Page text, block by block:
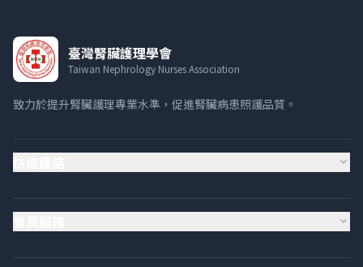
臺灣腎臟護理學會
Taiwan Nephrology Nurses Association
致力於提升腎臟護理專業水準，促進腎臟病患照護品質。
expand_more
expand_more